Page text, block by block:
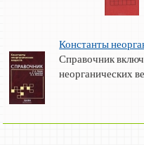
Константы
Справочник
неорганических